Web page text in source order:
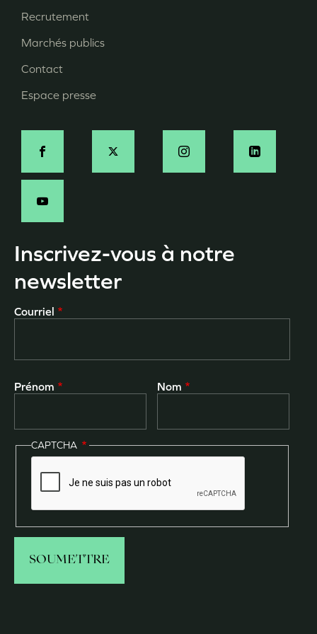
de
page
Recrutement
Marchés publics
Contact
Espace presse
Social
Inscrivez-vous à notre
newsletter
Courriel
Prénom Nom
CAPTCHA